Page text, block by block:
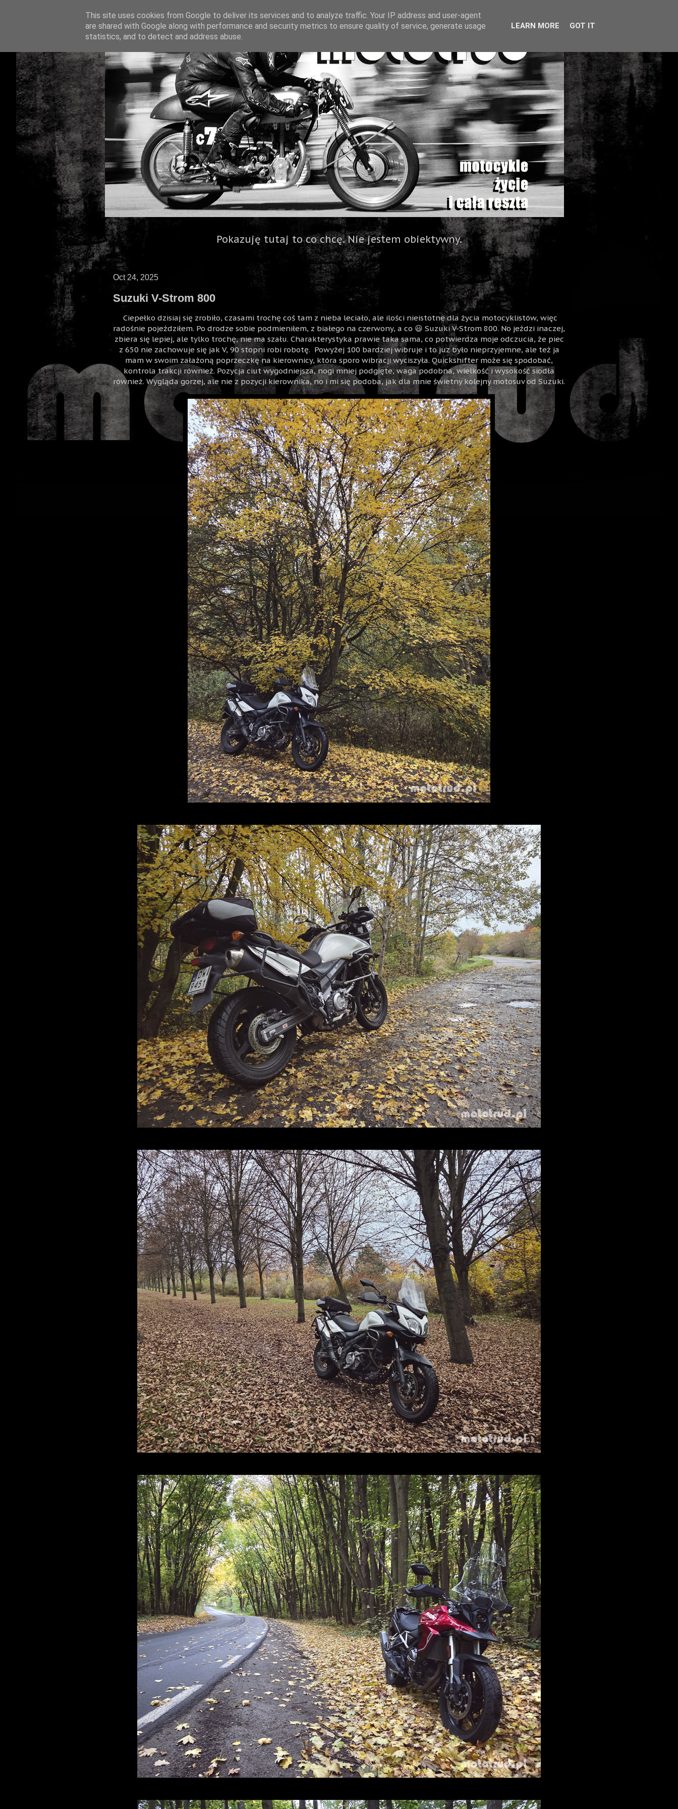
Pokazuję tutaj to co chcę. Nie jestem obiektywny.
Oct 24, 2025
Suzuki V-Strom 800
Ciepełko dzisiaj się zrobiło, czasami trochę coś tam z nieba leciało, ale ilości nieistotne dla życia motocyklistów, więc
radośnie pojeździłem. Po drodze sobie podmieniłem, z białego na czerwony, a co 😃 Suzuki V-Strom 800. No jeździ inaczej,
zbiera się lepiej, ale tylko trochę, nie ma szału. Charakterystyka prawie taka sama, co potwierdza moje odczucia, że piec
z 650 nie zachowuje się jak V, 90 stopni robi robotę. Powyżej 100 bardziej wibruje i to juz było nieprzyjemne, ale też ja
mam w swoim załażoną poprzeczkę na kierownicy, która sporo wibracji wyciszyła. Quickshifter może się spodobać,
kontrola trakcji również. Pozycja ciut wygodniejsza, nogi mniej podgięte, waga podobna, wielkość i wysokość siodła
również. Wygląda gorzej, ale nie z pozycji kierownika, no i mi się podoba, jak dla mnie świetny kolejny motosuv od Suzuki.
This site uses cookies from Google to deliver its services and to analyze traffic. Your IP address and user-agent
are shared with Google along with performance and security metrics to ensure quality of service, generate usage
statistics, and to detect and address abuse.
LEARN MORE GOT IT